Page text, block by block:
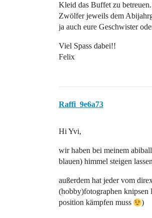
Kleid das Buffet zu
Zwölfer jeweils dem
ja auch eure Geschwister
Viel Spass dabei!!
Felix
Raffi_9e6a73
Hi Yvi,
wir haben bei meinem
blauen) himmel steigen
außerdem hat jeder vom
(hobby)fotographen knipsen
position kämpfen muss
)